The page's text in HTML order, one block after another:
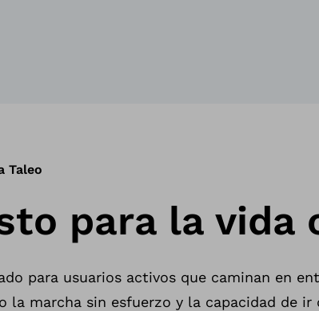
Taleo
para la vida
para usuarios activos que caminan en
la marcha sin esfuerzo y la capacidad de ir